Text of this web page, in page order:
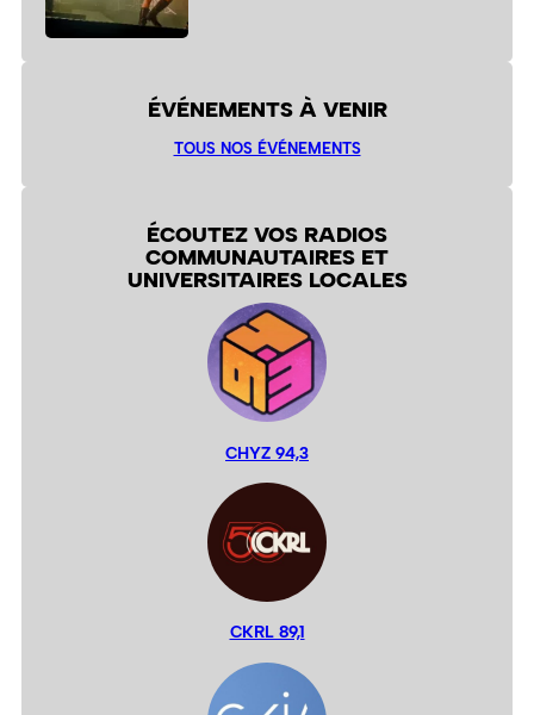
ÉVÉNEMENTS À VENIR
TOUS NOS ÉVÉNEMENTS
ÉCOUTEZ VOS RADIOS
COMMUNAUTAIRES ET
UNIVERSITAIRES LOCALES
CHYZ 94,3
CKRL 89,1